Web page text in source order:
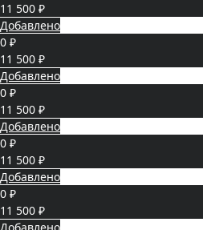
11 500 ₽
Добавлено
0 ₽
11 500 ₽
Добавлено
0 ₽
11 500 ₽
Добавлено
0 ₽
11 500 ₽
Добавлено
0 ₽
11 500 ₽